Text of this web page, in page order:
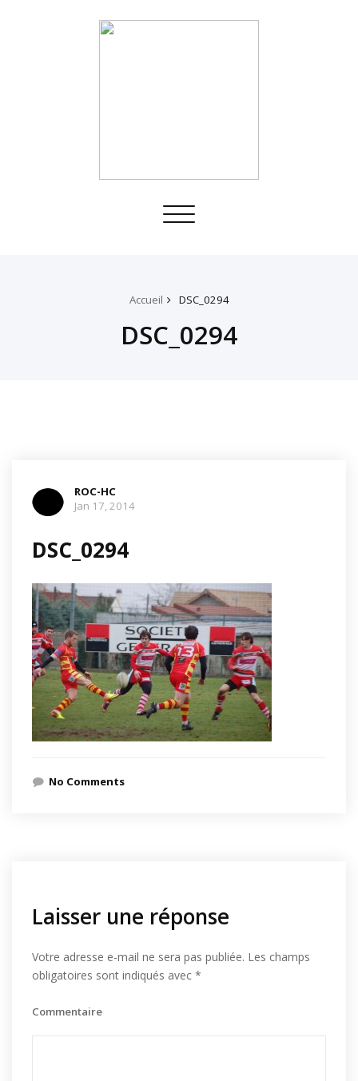
Toggle
Accueil DSC_0294
DSC_0294
ROC-HC
Jan 17, 2014
DSC_0294
No Comments
Laisser une réponse
Votre adresse e-mail ne sera pas publiée. Les champs
obligatoires sont indiqués avec *
Commentaire